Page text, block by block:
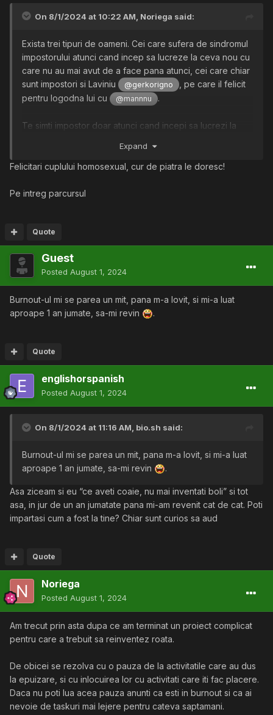
On 8/1/2024 at 10:22 AM, Noriega said:
Exista trei tipuri de oameni. Cei care sufera de sindromul
impostorului atunci cand incep sa lucreze la ceva nou cu
care nu au mai avut de a face pana atunci, cei care chiar
sunt impostori si Laviniu
@gerkorigno
, pe care il felicit
pentru logodna lui cu
@mannnu .
Te simti impostor doar atunci cand incepi sa lucrezi la
Expand
Felicitari cuplului homosexual, cur de piatra le doresc!
Pe intreg parcursul
Quote
Guest
Posted August 1, 2024
Burnout-ul mi se parea un mit, pana m-a lovit, si mi-a luat
aproape 1 an jumate, sa-mi revin
.
Quote
englishorspanish
Posted August 1, 2024
On 8/1/2024 at 11:16 AM, bio.sh said:
Burnout-ul mi se parea un mit, pana m-a lovit, si mi-a luat
aproape 1 an jumate, sa-mi revin
.
Asa ziceam si eu “ce aveti coaie, nu mai inventati boli” si tot
asa, in jur de un an jumatate pana mi-am revenit cat de cat. Poti
impartasi cum a fost la tine? Chiar sunt curios sa aud
Quote
Noriega
Posted August 1, 2024
Am trecut prin asta dupa ce am terminat un proiect complicat
pentru care a trebuit sa reinventez roata.
De obicei se rezolva cu o pauza de la activitatile care au dus
la epuizare, si cu inlocuirea lor cu activitati care iti fac placere.
Daca nu poti lua acea pauza anunti ca esti in burnout si ca ai
nevoie de taskuri mai lejere pentru cateva saptamani.